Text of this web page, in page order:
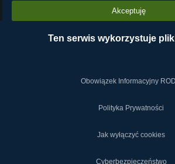
technologie
Stara centrala vs Wirtualna Centrala
Akceptuję
Ten serwis wykorzystuje
Obowiązek Informacyjny
Polityka Prywatności
Jak wyłączyć cookies
Cyberbezpieczeństwo